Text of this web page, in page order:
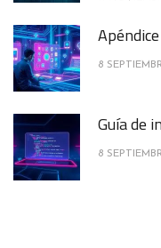
8
Guía de
8